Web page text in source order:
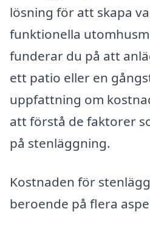
lösning för att skapa
funktionella
funderar du på att
ett patio eller en
uppfattning om
att förstå de faktorer
på stenläggning.
Kostnaden för
beroende på flera